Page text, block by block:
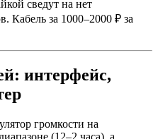
сведут на нет
Кабель за 1000–2000 ₽ за
интерфейс,
громкости на